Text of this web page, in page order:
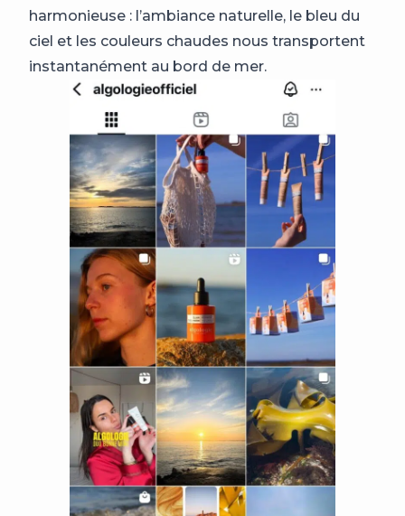
harmonieuse : l’ambiance naturelle, le bleu du
ciel et les couleurs chaudes nous transportent
instantanément au bord de mer.